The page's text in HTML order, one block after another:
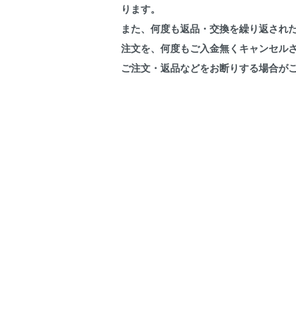
ります。
また、何度も返品・交換を繰り返され
注文を、何度もご入金無くキャンセル
ご注文・返品などをお断りする場合が